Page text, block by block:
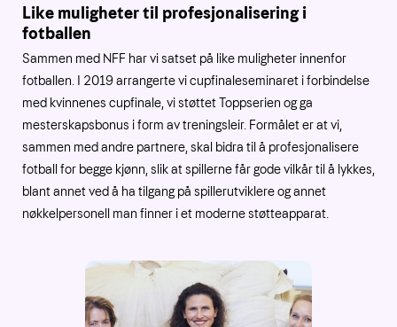
Like muligheter til profesjonalisering i
fotballen
Sammen med NFF har vi satset på like muligheter innenfor
fotballen. I 2019 arrangerte vi cupfinaleseminaret i forbindelse
med kvinnenes cupfinale, vi støttet Toppserien og ga
mesterskapsbonus i form av treningsleir. Formålet er at vi,
sammen med andre partnere, skal bidra til å profesjonalisere
fotball for begge kjønn, slik at spillerne får gode vilkår til å lykkes,
blant annet ved å ha tilgang på spillerutviklere og annet
nøkkelpersonell man finner i et moderne støtteapparat.